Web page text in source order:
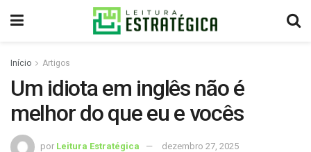
Início Artigos
Um idiota em inglês não é
melhor do que eu e vocês
por Leitura Estratégica dezembro 27, 2025